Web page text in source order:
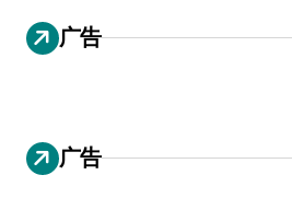
广告
广告